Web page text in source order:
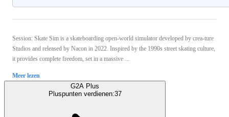
Session: Skate Sim is a skateboarding open-world simulator developed by crea-ture
Studios and released by Nacon in 2022. Inspired by the 1990s street skating culture,
it provides complete freedom, set in a massive ...
Meer lezen
G2A Plus
Pluspunten verdienen:37